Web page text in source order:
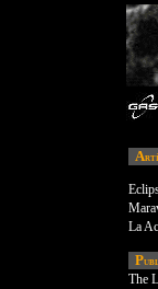
A
La
P
The